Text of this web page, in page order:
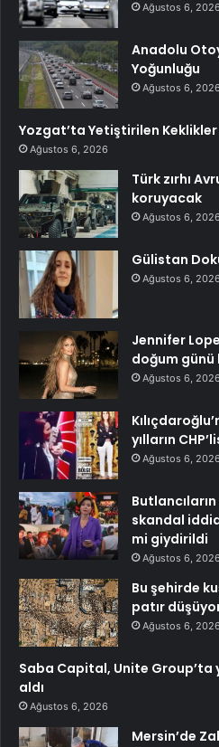
Ağustos 6, 2026
Anadolu
Yoğunluğu
Ağustos 6, 2026
Yozgat’ta Yetiştirilen Keklikler
Ağustos 6, 2026
Türk zırhı
koruyacak
Ağustos 6, 2026
Gülistan
Ağustos 6, 2026
Jennifer
doğum günü
Ağustos 6, 2026
yılların
Ağustos 6, 2026
skandal
mi giydirildi
Ağustos 6, 2026
Bu şehirde
patır
Ağustos 6, 2026
Saba Capital, Unite Group’ta
aldı
Ağustos 6, 2026
Mersin’de